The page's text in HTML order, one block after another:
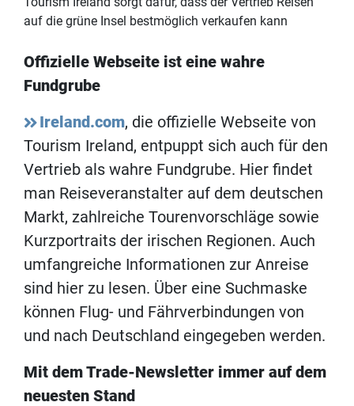
auf die grüne Insel bestmöglich verkaufen kann
Offizielle Webseite ist eine wahre
Fundgrube
Ireland.com, die offizielle Webseite von
Tourism Ireland, entpuppt sich auch für den
Vertrieb als wahre Fundgrube. Hier findet
man Reiseveranstalter auf dem deutschen
Markt, zahlreiche Tourenvorschläge sowie
Kurzportraits der irischen Regionen. Auch
umfangreiche Informationen zur Anreise
sind hier zu lesen. Über eine Suchmaske
können Flug- und Fährverbindungen von
und nach Deutschland eingegeben werden.
Mit dem Trade-Newsletter immer auf dem
neuesten Stand